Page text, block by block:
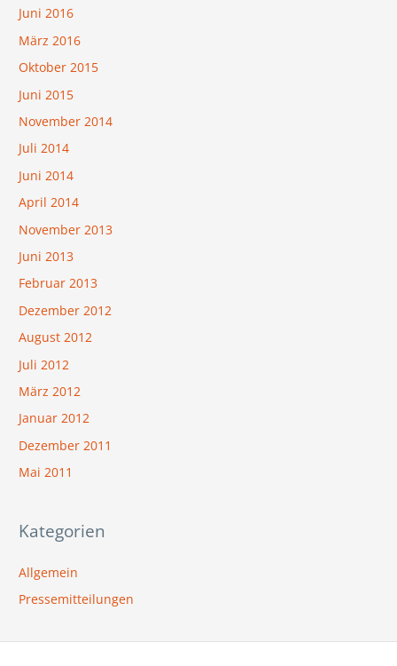
Juni 2016
März 2016
Oktober 2015
Juni 2015
November 2014
Juli 2014
Juni 2014
April 2014
November 2013
Juni 2013
Februar 2013
Dezember 2012
August 2012
Juli 2012
März 2012
Januar 2012
Dezember 2011
Mai 2011
Kategorien
Allgemein
Pressemitteilungen